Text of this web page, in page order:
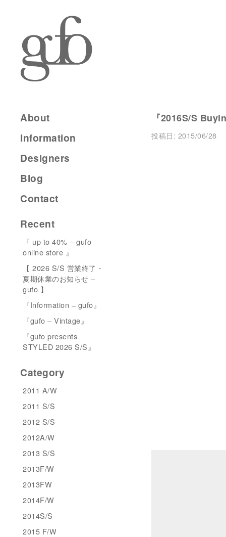
『2016S/S
投稿日: 2015/06/28
About
Information
Designers
Blog
Contact
Recent
『 up to 40% – gufo
online store 』
【 2026 S/S 営業終了・
夏期休業のお知らせ –
gufo 】
『Information – gufo』
『gufo – Vintage』
『gufo presents
STYLED 2026 S/S』
Category
2011 A/W
2011 S/S
2012 S/S
2012A/W
2013 S/S
2013F/W
2013FW
2014F/W
2014S/S
2015 F/W